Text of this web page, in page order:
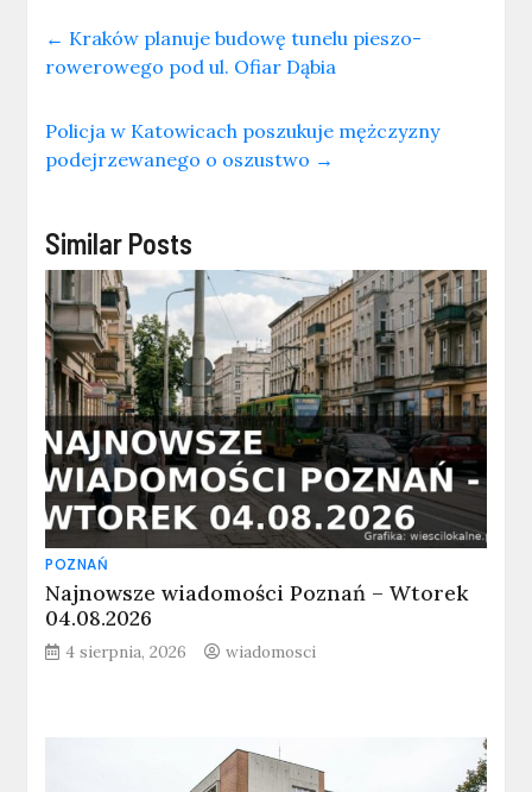
← Kraków planuje budowę tunelu pieszo-
rowerowego pod ul. Ofiar Dąbia
Policja w Katowicach poszukuje mężczyzny
podejrzewanego o oszustwo →
Similar Posts
POZNAŃ
Najnowsze wiadomości Poznań – Wtorek
04.08.2026
4 sierpnia, 2026 wiadomosci